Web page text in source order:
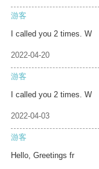
游客
I called you 2 times. W
2022-04-20
游客
I called you 2 times. W
2022-04-03
游客
Hello, Greetings fr